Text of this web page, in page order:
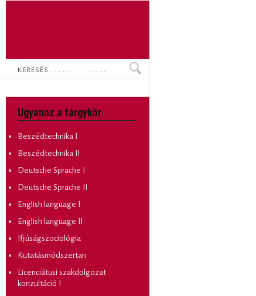
Keresés
Ugyanaz a tárgykör
Beszédtechnika I
Beszédtechnika II
Deutsche Sprache I
Deutsche Sprache II
English language I
English language II
Ifjúságszociológia
Kutatásmódszertan
Licenciátusi szakdolgozat
konzultáció I